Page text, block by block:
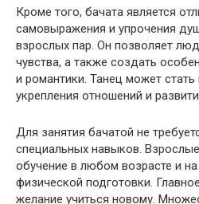
Кроме того, бачата является
самовыражения и упрочения
взрослых пар. Он позволяет
чувства, а также создать
и романтики. Танец может
укрепления отношений и
Для занятия бачатой не
специальных навыков.
обучение в любом возрасте и
физической подготовки.
желание учиться новому.